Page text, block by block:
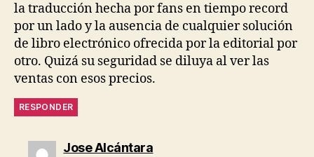
la traducción hecha por fans en tiempo record
por un lado y la ausencia de cualquier solución
de libro electrónico ofrecida por la editorial por
otro. Quizá su seguridad se diluya al ver las
ventas con esos precios.
RESPONDER
Jose Alcántaradice: